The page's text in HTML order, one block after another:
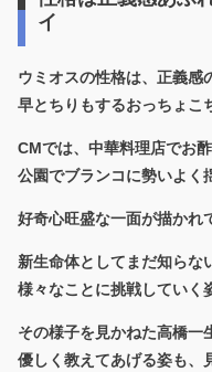
イ
ウミオスの性格は、 正義感
早とちりもするおっちょこ
CMでは、中華料理店でお
公園でブランコに勢いよく
好奇心旺盛な一面が描かれ
新生命体としてまだ知らな
様々なことに挑戦していく
その様子を見かねた高橋一
優しく教えてあげる姿も、